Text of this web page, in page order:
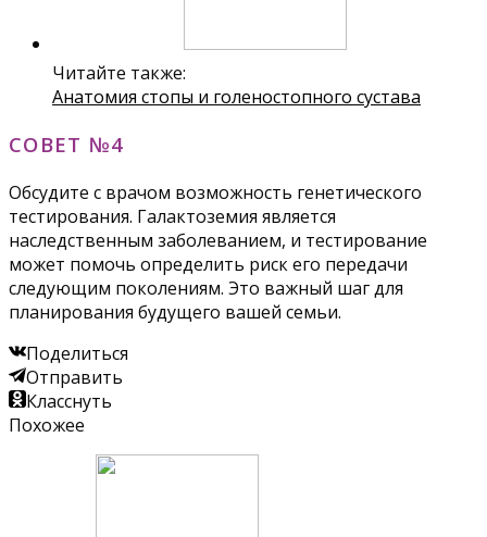
Читайте также:
Анатомия стопы и голеностопного сустава
СОВЕТ №4
Обсудите с врачом возможность генетического
тестирования. Галактоземия является
наследственным заболеванием, и тестирование
может помочь определить риск его передачи
следующим поколениям. Это важный шаг для
планирования будущего вашей семьи.
Поделиться
Отправить
Класснуть
Похожее